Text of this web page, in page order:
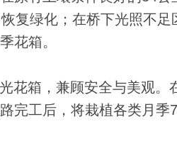
复绿化；在桥下光照不足
花箱。
箱，兼顾安全与美观。
完工后，将栽植各类月季